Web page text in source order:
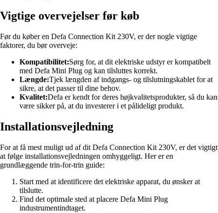
Vigtige overvejelser før køb
Før du køber en Defa Connection Kit 230V, er der nogle vigtige
faktorer, du bør overveje:
Kompatibilitet:Sørg for, at dit elektriske udstyr er kompatibelt
med Defa Mini Plug og kan tilsluttes korrekt.
Længde:Tjek længden af indgangs- og tilslutningskablet for at
sikre, at det passer til dine behov.
Kvalitet:Defa er kendt for deres højkvalitetsprodukter, så du kan
være sikker på, at du investerer i et pålideligt produkt.
Installationsvejledning
For at få mest muligt ud af dit Defa Connection Kit 230V, er det vigtigt
at følge installationsvejledningen omhyggeligt. Her er en
grundlæggende trin-for-trin guide:
Start med at identificere det elektriske apparat, du ønsker at
tilslutte.
Find det optimale sted at placere Defa Mini Plug
industrumentindtaget.